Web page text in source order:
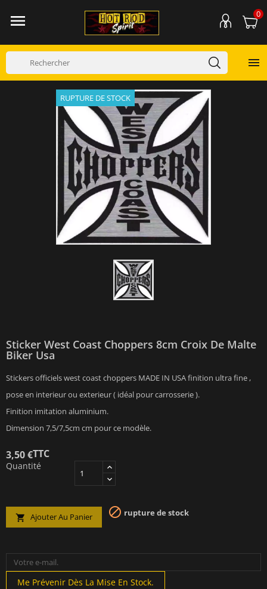
 0

RUPTURE DE STOCK
Sticker West Coast Choppers 8cm Croix De Malte
Biker Usa
Stickers officiels west coast choppers MADE IN USA finition ultra fine ,
pose en interieur ou exterieur ( idéal pour carrosserie ).
Finition imitation aluminium.
Dimension 7,5/7,5cm cm pour ce modèle.
3,50 €TTC
Quantité
 Ajouter Au Panier  rupture de stock
Me Prévenir Dès La Mise En Stock.